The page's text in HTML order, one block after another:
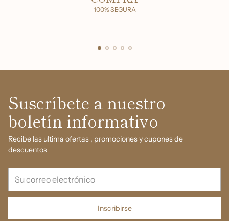
100% SEGURA
Suscríbete a nuestro
boletín informativo
Recibe las ultima ofertas , promociones y cupones de
descuentos
correo
electrónico
Inscribirse